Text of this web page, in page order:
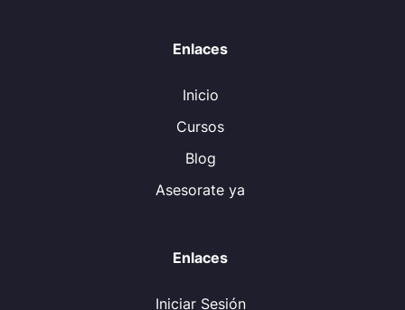
Enlaces
Inicio
Cursos
Blog
Asesorate ya
Enlaces
Iniciar Sesión